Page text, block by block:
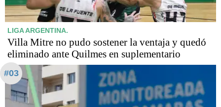
LIGA ARGENTINA.
Villa Mitre no pudo sostener la ventaja y quedó
eliminado ante Quilmes en suplementario
#03